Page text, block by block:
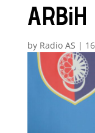
ARBiH
by Radio AS |